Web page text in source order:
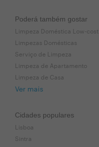
Poderá também gostar
Limpeza Doméstica Low-cost
Limpezas Domésticas
Serviço de Limpeza
Limpeza de Apartamento
Limpeza de Casa
Ver mais
Cidades populares
Lisboa
Sintra